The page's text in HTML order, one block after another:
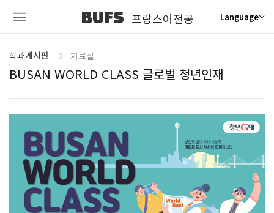
BUFS 프랑스어전공 Language
학과게시판 자료실
BUSAN WORLD CLASS 글로벌 청년인재